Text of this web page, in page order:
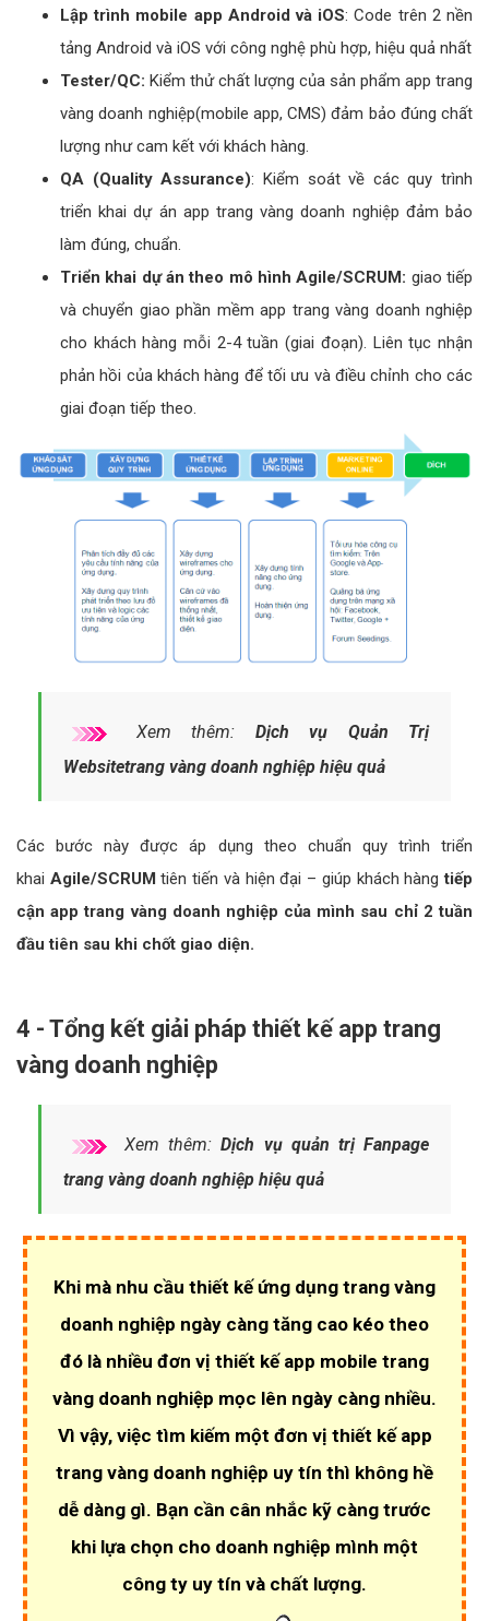
Lập trình mobile app Android và iOS: Code trên 2 nền
tảng Android và iOS với công nghệ phù hợp, hiệu quả nhất
Tester/QC: Kiểm thử chất lượng của sản phẩm app trang
vàng doanh nghiệp(mobile app, CMS) đảm bảo đúng chất
lượng như cam kết với khách hàng.
QA (Quality Assurance): Kiểm soát về các quy trình
triển khai dự án app trang vàng doanh nghiệp đảm bảo
làm đúng, chuẩn.
Triển khai dự án theo mô hình Agile/SCRUM: giao tiếp
và chuyển giao phần mềm app trang vàng doanh nghiệp
cho khách hàng mỗi 2-4 tuần (giai đoạn). Liên tục nhận
phản hồi của khách hàng để tối ưu và điều chỉnh cho các
giai đoạn tiếp theo.
Xem thêm: Dịch vụ Quản Trị
Websitetrang vàng doanh nghiệp hiệu quả
Các bước này được áp dụng theo chuẩn quy trình triển
khai Agile/SCRUM tiên tiến và hiện đại – giúp khách hàng tiếp
cận app trang vàng doanh nghiệp của mình sau chỉ 2 tuần
đầu tiên sau khi chốt giao diện.
4 - Tổng kết giải pháp thiết kế app trang
vàng doanh nghiệp
Xem thêm:Dịch vụ quản trị Fanpage
trang vàng doanh nghiệp hiệu quả
Khi mà nhu cầu thiết kế ứng dụng trang vàng
doanh nghiệp ngày càng tăng cao kéo theo
đó là nhiều đơn vị thiết kế app mobile trang
vàng doanh nghiệp mọc lên ngày càng nhiều.
Vì vậy, việc tìm kiếm một đơn vị thiết kế app
trang vàng doanh nghiệp uy tín thì không hề
dễ dàng gì. Bạn cần cân nhắc kỹ càng trước
khi lựa chọn cho doanh nghiệp mình một
công ty uy tín và chất lượng.